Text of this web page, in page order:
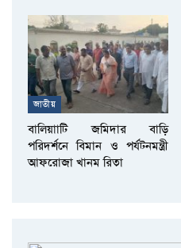
জাতীয়
বালিয়াাটি জমিদার বাড়ি
পরিদর্শনে বিমান ও পর্যটনমন্ত্রী
আফরোজা খানম রিতা